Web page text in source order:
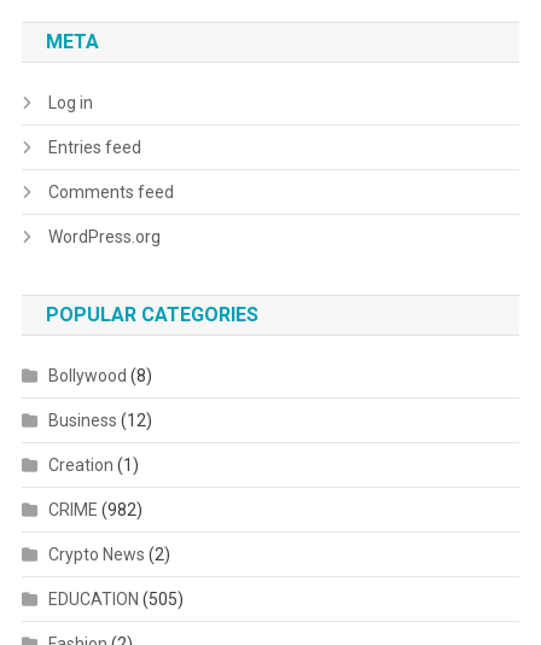
META
Log in
Entries feed
Comments feed
WordPress.org
POPULAR CATEGORIES
Bollywood (8)
Business (12)
Creation (1)
CRIME (982)
Crypto News (2)
EDUCATION (505)